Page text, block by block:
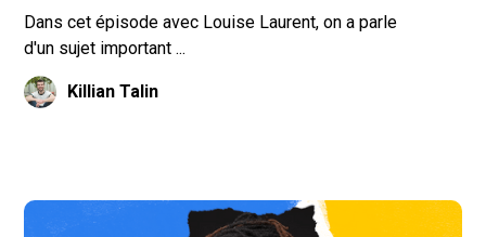
Dans cet épisode avec Louise Laurent, on a parle
d'un sujet important ...
Killian Talin